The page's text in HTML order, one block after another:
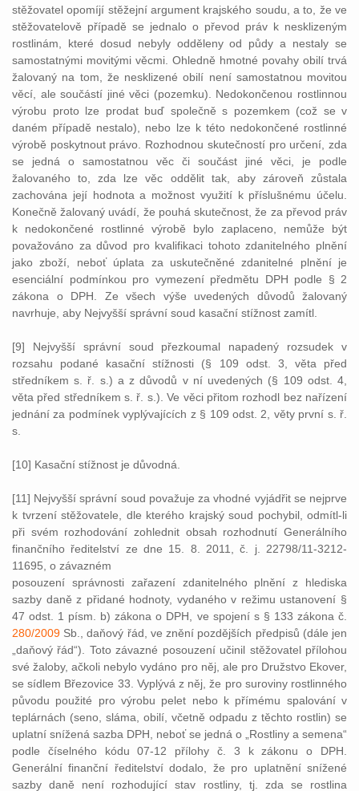
stěžovatel opomíjí stěžejní argument krajského soudu, a to, že ve
stěžovatelově případě se jednalo o převod práv k nesklizeným
rostlinám, které dosud nebyly odděleny od půdy a nestaly se
samostatnými movitými věcmi. Ohledně hmotné povahy obilí trvá
žalovaný na tom, že nesklizené obilí není samostatnou movitou
věcí, ale součástí jiné věci (pozemku). Nedokončenou rostlinnou
výrobu proto lze prodat buď společně s pozemkem (což se v
daném případě nestalo), nebo lze k této nedokončené rostlinné
výrobě poskytnout právo. Rozhodnou skutečností pro určení, zda
se jedná o samostatnou věc či součást jiné věci, je podle
žalovaného to, zda lze věc oddělit tak, aby zároveň zůstala
zachována její hodnota a možnost využití k příslušnému účelu.
Konečně žalovaný uvádí, že pouhá skutečnost, že za převod práv
k nedokončené rostlinné výrobě bylo zaplaceno, nemůže být
považováno za důvod pro kvalifikaci tohoto zdanitelného plnění
jako zboží, neboť úplata za uskutečněné zdanitelné plnění je
esenciální podmínkou pro vymezení předmětu DPH podle § 2
zákona o DPH. Ze všech výše uvedených důvodů žalovaný
navrhuje, aby Nejvyšší správní soud kasační stížnost zamítl.
[9] Nejvyšší správní soud přezkoumal napadený rozsudek v
rozsahu podané kasační stížnosti (§ 109 odst. 3, věta před
středníkem s. ř. s.) a z důvodů v ní uvedených (§ 109 odst. 4,
věta před středníkem s. ř. s.). Ve věci přitom rozhodl bez nařízení
jednání za podmínek vyplývajících z § 109 odst. 2, věty první s. ř.
s.
[10] Kasační stížnost je důvodná.
[11] Nejvyšší správní soud považuje za vhodné vyjádřit se nejprve
k tvrzení stěžovatele, dle kterého krajský soud pochybil, odmítl-li
při svém rozhodování zohlednit obsah rozhodnutí Generálního
finančního ředitelství ze dne 15. 8. 2011, č. j. 22798/11-3212-
11695, o závazném
posouzení správnosti zařazení zdanitelného plnění z hlediska
sazby daně z přidané hodnoty, vydaného v režimu ustanovení §
47 odst. 1 písm. b) zákona o DPH, ve spojení s § 133 zákona č.
280/2009 Sb., daňový řád, ve znění pozdějších předpisů (dále jen
„daňový řád“). Toto závazné posouzení učinil stěžovatel přílohou
své žaloby, ačkoli nebylo vydáno pro něj, ale pro Družstvo Ekover,
se sídlem Březovice 33. Vyplývá z něj, že pro suroviny rostlinného
původu použité pro výrobu pelet nebo k přímému spalování v
teplárnách (seno, sláma, obilí, včetně odpadu z těchto rostlin) se
uplatní snížená sazba DPH, neboť se jedná o „Rostliny a semena“
podle číselného kódu 07-12 přílohy č. 3 k zákonu o DPH.
Generální finanční ředitelství dodalo, že pro uplatnění snížené
sazby daně není rozhodující stav rostliny, tj. zda se rostlina